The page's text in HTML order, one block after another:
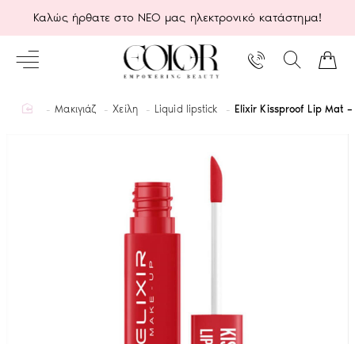
Καλώς ήρθατε στο ΝΕΟ μας ηλεκτρονικό κατάστημα!
homeΜακιγιάζ Χείλη Liquid lipstick Elixir Kissproof Lip Mat